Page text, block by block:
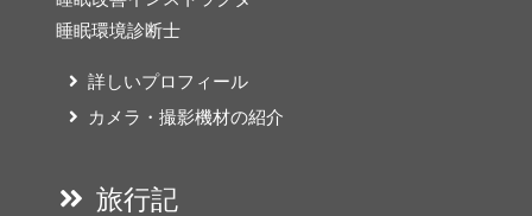
睡眠環境診断士
詳しいプロフィール
カメラ・撮影機材の紹介
旅行記